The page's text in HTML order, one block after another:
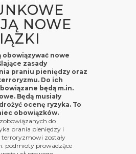
NOWE
obowiązywać nowe
zasady
praniu pieniędzy oraz
Do ich
będą m.in.
Będą musiały
ocenę ryzyka. To
obowiązków.
do
prania pieniędzy i
terroryzmowi zostały
podmioty prowadzące